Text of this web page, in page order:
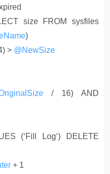
size FROM sysfiles
)
> @NewSize
/ 16) AND
(‘Fill Log‘) DELETE
+ 1